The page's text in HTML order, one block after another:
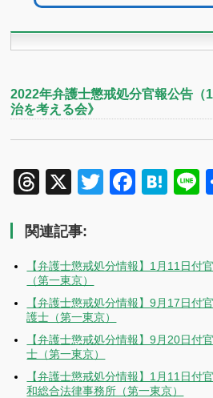
2022年弁護士懲戒処分官報公告（
治を考える会》
Threads
X Twitter
関連記事:
【弁護士懲戒処分情報】1月11日付
（第一東京）
【弁護士懲戒処分情報】9月17日付
護士（第一東京）
【弁護士懲戒処分情報】9月20日付
士（第一東京）
【弁護士懲戒処分情報】1月11日付
和総合法律事務所（第一東京）